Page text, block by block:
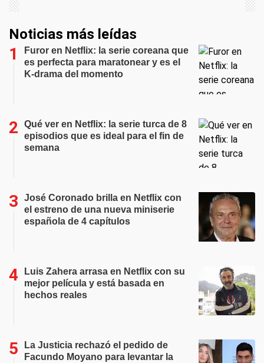
Noticias más leídas
Furor en Netflix: la serie coreana que
es perfecta para maratonear y es el
K-drama del momento
Qué ver en Netflix: la serie turca de 8
episodios que es ideal para el fin de
semana
José Coronado brilla en Netflix con
el estreno de una nueva miniserie
española de 4 capítulos
Luis Zahera arrasa en Netflix con su
mejor película y está basada en
hechos reales
La Justicia rechazó el pedido de
Facundo Moyano para levantar la